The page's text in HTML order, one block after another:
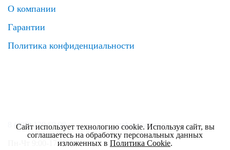
О компании
Гарантии
Политика конфиденциальности
8 (495) 120 69 99 zakaz@elrus.ru
Пн-Чт 9:00-17:30 Пт 9:00-17:00
Сайт использует технологию cookie. Используя сайт, вы
соглашаетесь на обработку персональных данных
изложенных в Политика Cookie.